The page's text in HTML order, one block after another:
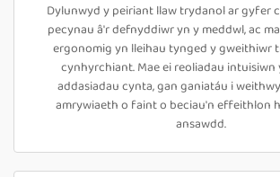
Dylunwyd y peiriant llaw trydanol ar gyfer
pecynau â'r defnyddiwr yn y meddwl, ac
ergonomig yn lleihau tynged y gweithiwr
cynhyrchiant. Mae ei reoliadau intuisiwn
addasiadau cynta, gan ganiatáu i
amrywiaeth o faint o beciau'n effeithlon
ansawdd.